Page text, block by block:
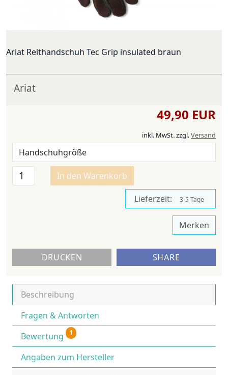
Ariat Reithandschuh Tec Grip insulated braun
Ariat
49,90 EUR
inkl. MwSt.zzgl.Versand
In den Warenkorb
Lieferzeit: 3-5 Tage
Merken
DRUCKEN SHARE
Beschreibung
Fragen & Antworten
Bewertung
1
Angaben zum Hersteller